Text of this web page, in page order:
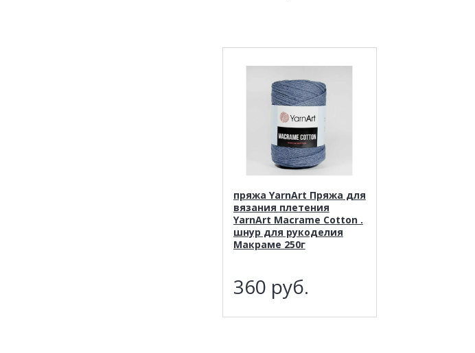
пряжа YarnArt Пряжа для
вязания плетения
YarnArt Macrame Cotton .
шнур для рукоделия
Макраме 250г
360 руб.